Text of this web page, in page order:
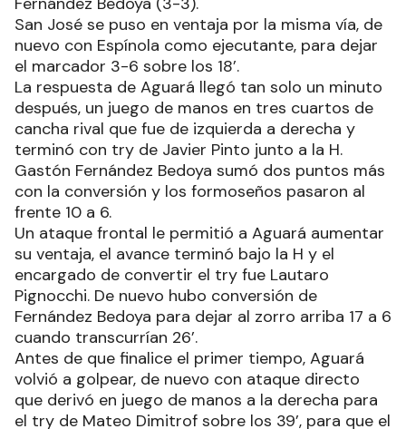
San José se puso en ventaja por la misma vía, de
nuevo con Espínola como ejecutante, para dejar
el marcador 3-6 sobre los 18’.
La respuesta de Aguará llegó tan solo un minuto
después, un juego de manos en tres cuartos de
cancha rival que fue de izquierda a derecha y
terminó con try de Javier Pinto junto a la H.
Gastón Fernández Bedoya sumó dos puntos más
con la conversión y los formoseños pasaron al
frente 10 a 6.
Un ataque frontal le permitió a Aguará aumentar
su ventaja, el avance terminó bajo la H y el
encargado de convertir el try fue Lautaro
Pignocchi. De nuevo hubo conversión de
Fernández Bedoya para dejar al zorro arriba 17 a 6
cuando transcurrían 26’.
Antes de que finalice el primer tiempo, Aguará
volvió a golpear, de nuevo con ataque directo
que derivó en juego de manos a la derecha para
el try de Mateo Dimitrof sobre los 39’, para que el